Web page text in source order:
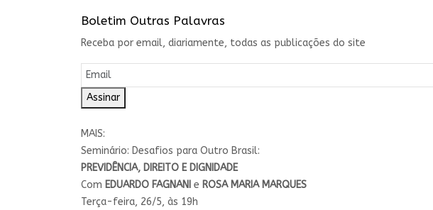
Boletim Outras Palavras
Receba por email, diariamente, todas as publicações do site
Assinar
MAIS:
Seminário: Desafios para Outro Brasil:
PREVIDÊNCIA, DIREITO E DIGNIDADE
Com EDUARDO FAGNANI e ROSA MARIA MARQUES
Terça-feira, 26/5, às 19h